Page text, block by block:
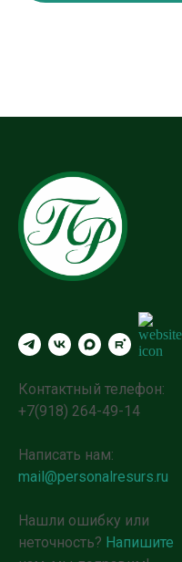
Контактный телефон:
+7(918) 264-49-14
Написать нам:
mail@personalresurs.ru
Нашли ошибку или
неточность? Напишите